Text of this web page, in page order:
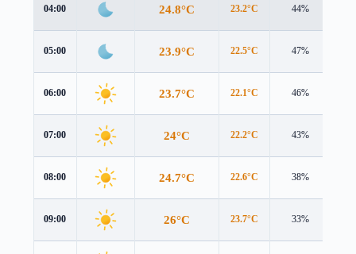
04:00 24.8°C 23.2°C 44%
05:00 23.9°C 22.5°C 47%
06:00 23.7°C 22.1°C 46%
07:00 24°C 22.2°C 43%
08:00 24.7°C 22.6°C 38%
09:00 26°C 23.7°C 33%